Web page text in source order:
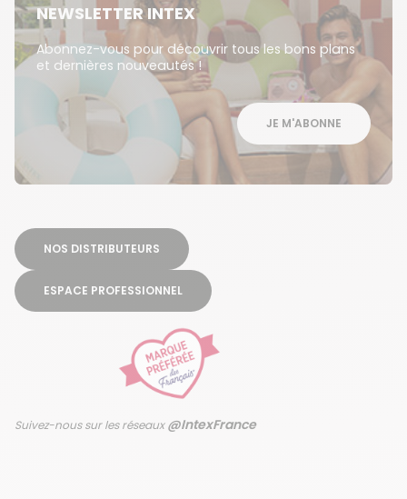
NEWSLETTER INTEX
Abonnez-vous pour découvrir tous les bons plans
et dernières nouveautés !
JE M'ABONNE
NOS DISTRIBUTEURS
ESPACE PROFESSIONNEL
Suivez-nous sur les réseaux@IntexFrance